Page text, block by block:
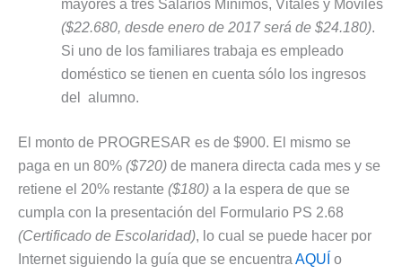
mayores a tres Salarios Mínimos, Vitales y Móviles
($22.680, desde enero de 2017 será de $24.180).
Si uno de los familiares trabaja es empleado
doméstico se tienen en cuenta sólo los ingresos
del alumno.
El monto de PROGRESAR es de $900. El mismo se
paga en un 80% ($720) de manera directa cada mes y se
retiene el 20% restante ($180) a la espera de que se
cumpla con la presentación del Formulario PS 2.68
(Certificado de Escolaridad), lo cual se puede hacer por
Internet siguiendo la guía que se encuentra AQUÍ o